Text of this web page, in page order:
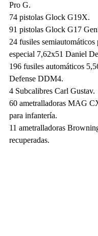
Pro G.
74 pistolas Glock G19X.
91 pistolas Glock G17
24 fusiles semiautomáticos
especial 7,62x51 Daniel
196 fusiles automáticos
Defense DDM4.
4 Subcalibres Carl Gustav.
60 ametralladoras MAG
para infantería.
11 ametralladoras
recuperadas.